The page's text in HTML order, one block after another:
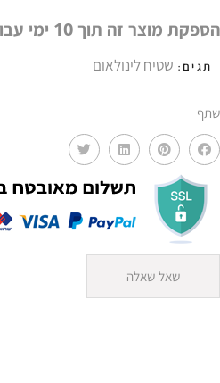
המטבח
NP
הספקת מוצר זה תוך 10 ימי עבודה
תגים: שטיח לינולאום
שתף
שאל שאלה